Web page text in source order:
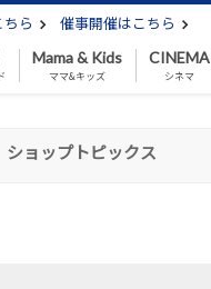
ら 催事開催はこちら
Mama & Kids
ママ&キッズ
CINEMA
シネマ
ショップトピックス